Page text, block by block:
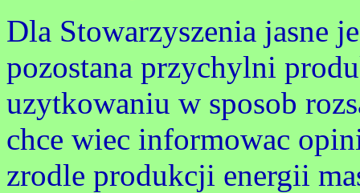
Dla Stowarzyszenia jasne
pozostana przychylni
uzytkowaniu w sposob
chce wiec informowac
zrodle produkcji energii